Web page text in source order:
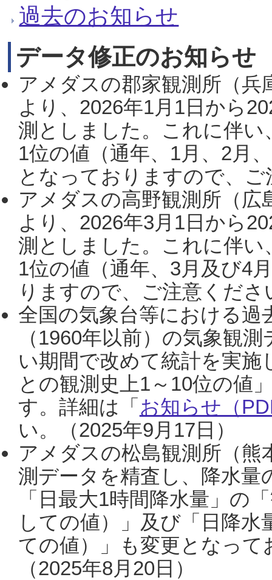
過去のお知らせ
データ修正のお知らせ
アメダスの郡家観測所（
より、2026年1月1日から
測としました。これに伴い
1位の値（通年、1月、2月
となっておりますので、
アメダスの高野観測所（
より、2026年3月1日から
測としました。これに伴い
1位の値（通年、3月及び4
りますので、ご注意くだ
全国の気象台等における過
（1960年以前）の気象観
い期間で改めて統計を実
との観測史上1～10位の値
す。詳細は「 お知らせ（
い。（2025年9月17日）
アメダスの松島観測所（熊
測データを精査し、降水
「日最大1時間降水量」の
しての値）」及び「日降
ての値）」も変更となっ
（2025年8月20日）